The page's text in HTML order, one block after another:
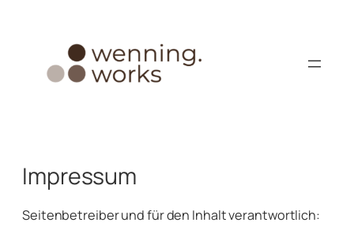
Impressum
Seitenbetreiber und für den Inhalt verantwortlich: